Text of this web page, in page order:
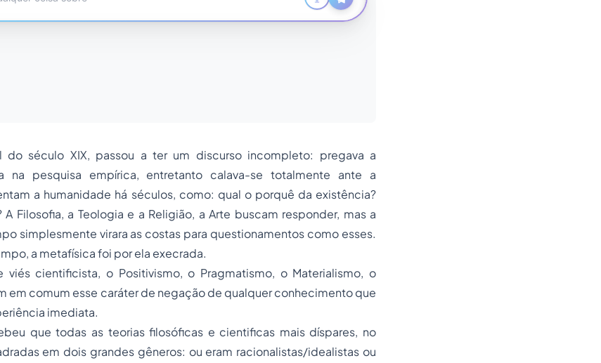
do século XIX, passou a ter um discurso incompleto: pregava a
na pesquisa empírica, entretanto calava-se totalmente ante a
a humanidade há séculos, como: qual o porquê da existência?
Filosofia, a Teologia e a Religião, a Arte buscam responder, mas a
simplesmente virara as costas para questionamentos como esses.
a metafísica foi por ela execrada.
viés cientificista, o Positivismo, o Pragmatismo, o Materialismo, o
em comum esse caráter de negação de qualquer conhecimento que
imediata.
que todas as teorias filosóficas e cientificas mais díspares, no
em dois grandes gêneros: ou eram racionalistas/idealistas ou